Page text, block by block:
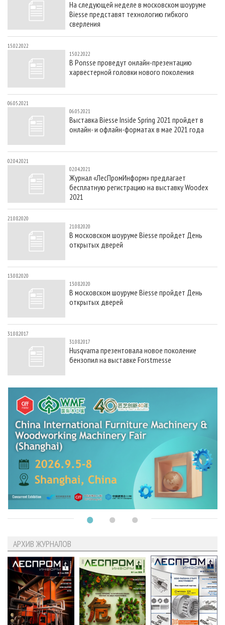
СУШКА ДРЕВЕСИНЫ
ПРОИЗВОДСТВО ДРЕВЕСНЫХ ПЛИТ
ДЕРЕВЯННОЕ ДОМОСТРОЕНИЕ
ПРОИЗВОДСТВО МЕБЕЛИ
БИОЭНЕРГЕТИКА
ЦБП
ИНСТРУМЕНТ И МАТЕРИАЛЫ
ПЕРСОНЫ
МОБИЛЬНЫЕ ВЫСТАВКИ
ПРИОРИТЕТНЫЕ ИНВЕСТПРОЕКТЫ
RUSSIAN FORESTRY REVIEW
ГАЗЕТА ЛЕСПРОМФОРУМ
БИБЛИОТЕКА СПЕЦИАЛИСТА
КОНТАКТЫ
РЕКЛАМА
РЕКЛАМА НА САЙТЕ
На следующей неделе в московском шоуруме
Biesse представят технологию гибкого
сверления
15.02.2022
15.02.2022
В Ponsse проведут онлайн-презентацию
харвестерной головки нового поколения
06.05.2021
06.05.2021
Выставка Biesse Inside Spring 2021 пройдет в
онлайн- и офлайн-форматах в мае 2021 года
02.04.2021
02.04.2021
Журнал «ЛесПромИнформ» предлагает
бесплатную регистрацию на выставку Woodex
2021
21.08.2020
21.08.2020
В московском шоуруме Biesse пройдет День
открытых дверей
13.08.2020
13.08.2020
В московском шоуруме Biesse пройдет День
открытых дверей
31.08.2017
31.08.2017
Husqvarna презентовала новое поколение
бензопил на выставке Forstmesse
АРХИВ ЖУРНАЛОВ